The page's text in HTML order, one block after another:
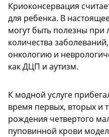
Криоконсервация
для ребенка. В
могут быть полезны при
количества
онкологию и
как ДЦП и аутизм.
К модной услуге
время первых, вторых и
рождения четвертого
пуповинной крови